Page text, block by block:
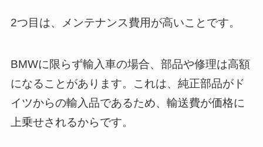
2つ目は、メンテナンス費用が高いことです。
BMWに限らず輸入車の場合、部品や修理は高額
になることがあります。これは、純正部品がド
イツからの輸入品であるため、輸送費が価格に
上乗せされるからです。